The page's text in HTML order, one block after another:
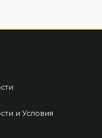
и Условия